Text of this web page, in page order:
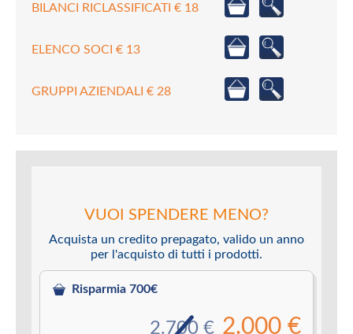
BILANCI RICLASSIFICATI € 18
ELENCO SOCI € 13
GRUPPI AZIENDALI € 28
VUOI SPENDERE MENO?
Acquista un credito prepagato, valido un anno
per l'acquisto di tutti i prodotti.
Risparmia 700€
2.000 €
2.700 €